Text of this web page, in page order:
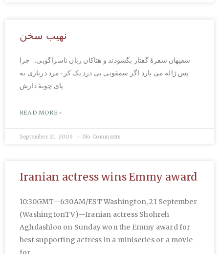
نهیب سخن
سفیهان سفرۀ گفتار بگشودند و هتاکان زبان ناسزاگویی. چرا
پس ژاله می بارد اگر سمفونی بی درد یک کر-مرد درباری به
پای چوبۀ دارش
READ MORE »
September 21, 2009 No Comments
Iranian actress wins Emmy award
10:30GMT—6:30AM/EST Washington, 21 September
(WashingtonTV)—Iranian actress Shohreh
Aghdashloo on Sunday won the Emmy award for
best supporting actress in a miniseries or a movie